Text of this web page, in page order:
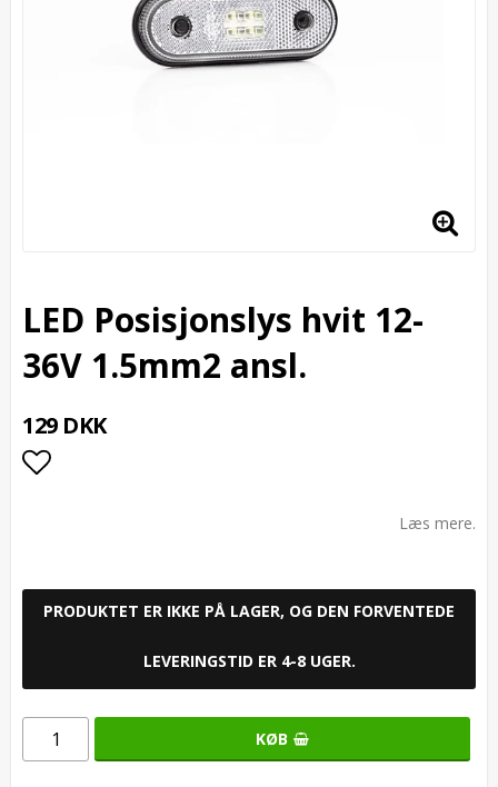
LED Posisjonslys hvit 12-
36V 1.5mm2 ansl.
129 DKK
Læs mere.
PRODUKTET ER IKKE PÅ LAGER, OG DEN FORVENTEDE
LEVERINGSTID ER 4-8 UGER.
KØB